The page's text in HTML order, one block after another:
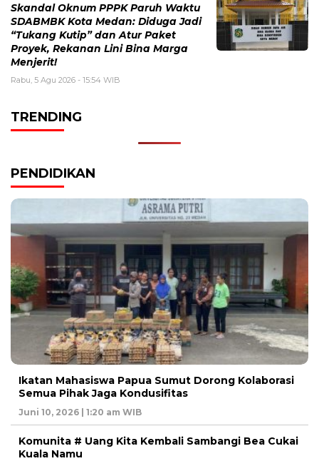
Skandal Oknum PPPK Paruh Waktu
SDABMBK Kota Medan: Diduga Jadi
“Tukang Kutip” dan Atur Paket
Proyek, Rekanan Lini Bina Marga
Menjerit!
Rabu, 5 Agu 2026 - 15:54 WIB
TRENDING
PENDIDIKAN
Ikatan Mahasiswa Papua Sumut Dorong Kolaborasi
Semua Pihak Jaga Kondusifitas
Juni 10, 2026 | 1:20 am WIB
Komunita # Uang Kita Kembali Sambangi Bea Cukai
Kuala Namu